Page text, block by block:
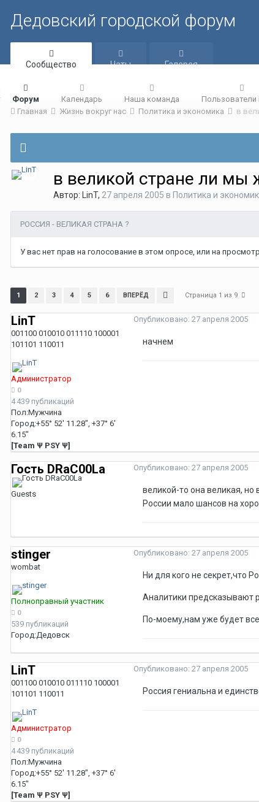
Дедовский городской форум
Сообщество
Форум Календарь Наша команда Пользователи
Чаты Галерея
Главная Жизнь вокруг нас Политика и экономика в
в великой стране ли мы
Автор: LinT, 27 апреля 2005 в Политика и
РОССИЯ - ВЕЛИКАЯ СТРАНА ?
У вас нет прав на голосование в этом опросе, или на
1 2 3 4 5 6 ВПЕРЁД Страница 1 из 9
LinT
001100 010010 011110 100001
101101 110011
Администратор
0
4 439 публикаций
Пол:Мужчина
Город:+55° 52' 11.28", +37° 6'
6.15"
[Team Ψ PSY Ψ]
Опубликовано: 27 апреля 2005
начнем
Гость DRaC00La
Guests
Опубликовано: 27 апреля 2005
великой-то она великая, но
России мало шансов на
stinger
wombat
Полноправный участник
0
539 публикаций
Город:Дедовск
Опубликовано: 27 апреля 2005
Ни для кого не секрет,что
Аналитики предсказывают
По-моему,нам уже будет все
LinT
001100 010010 011110 100001
101101 110011
Администратор
0
4 439 публикаций
Пол:Мужчина
Город:+55° 52' 11.28", +37° 6'
6.15"
[Team Ψ PSY Ψ]
Опубликовано: 27 апреля 2005
Россия гениальна и